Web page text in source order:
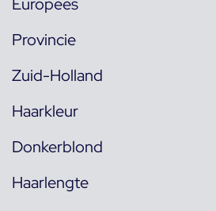
Provincie
Zuid-Holland
Haarkleur
Donkerblond
Haarlengte